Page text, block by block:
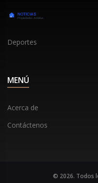
Deportes
MENÚ
Acerca de
Contáctenos
© 2026. Todos